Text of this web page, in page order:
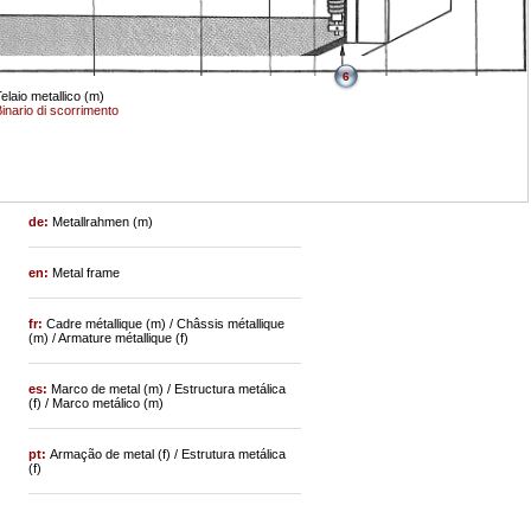
metallico (m)
di scorrimento
6
de: Metallrahmen (m)
en: Metal frame
fr:Cadre métallique (m) / Châssis métallique
(m) / Armature métallique (f)
es: Marco de metal (m) / Estructura metálica
(f) / Marco metálico (m)
pt:Armação de metal (f) / Estrutura metálica
(f)